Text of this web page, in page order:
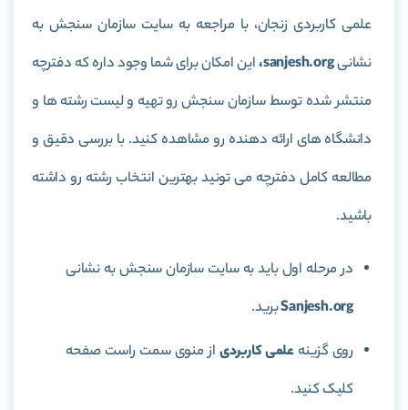
علمی کاربردی زنجان، با مراجعه به سایت سازمان سنجش به
نشانیsanjesh.org، این امکان برای شما وجود داره که دفترچه
منتشر شده توسط سازمان سنجش رو تهیه و لیست رشته ها و
دانشگاه های ارائه دهنده رو مشاهده کنید. با بررسی دقیق و
مطالعه کامل دفترچه می تونید بهترین انتخاب رشته رو داشته
باشید.
در مرحله اول باید به سایت سازمان سنجش به نشانی
Sanjesh.orgبرید.
روی گزینه علمی کاربردی از منوی سمت راست صفحه
کلیک کنید.